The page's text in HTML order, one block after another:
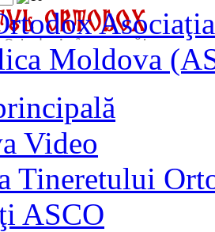
Moldova
Video
Tineretului
ASCO